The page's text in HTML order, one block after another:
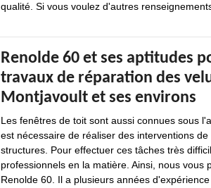
qualité. Si vous voulez d'autres
Renolde 60 et ses aptitudes
travaux de réparation des
Montjavoult et ses environs
Les fenêtres de toit sont aussi connues sous
est nécessaire de réaliser des interventions
structures. Pour effectuer ces tâches très
professionnels en la matière. Ainsi, nous vous
Renolde 60. Il a plusieurs années